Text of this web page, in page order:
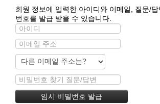
회원 정보에 입력한 아이디와 이메일, 질문/
번호를 발급 받을 수 있습니다.